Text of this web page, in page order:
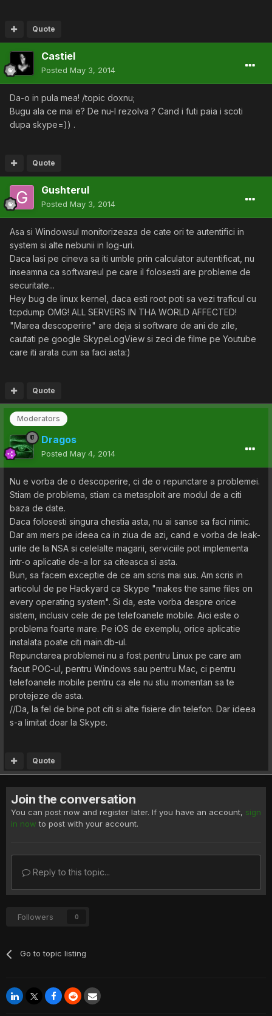
Quote
Castiel
Posted May 3, 2014
Da-o in pula mea! /topic doxnu;
Bugu ala ce mai e? De nu-l rezolva ? Cand i futi paia i scoti
dupa skype=)) .
Quote
Gushterul
Posted May 3, 2014
Asa si Windowsul monitorizeaza de cate ori te autentifici in
system si alte nebunii in log-uri.
Daca lasi pe cineva sa iti umble prin calculator autentificat, nu
inseamna ca softwareul pe care il folosesti are probleme de
securitate...
Hey bug de linux kernel, daca esti root poti sa vezi traficul cu
tcpdump OMG! ALL SERVERS IN THA WORLD AFFECTED!
"Marea descoperire" are deja si software de ani de zile,
cautati pe google SkypeLogView si zeci de filme pe Youtube
care iti arata cum sa faci asta:)
Quote
Moderators
Dragos
Posted May 4, 2014
Nu e vorba de o descoperire, ci de o repunctare a problemei.
Stiam de problema, stiam ca metasploit are modul de a citi
baza de date.
Daca folosesti singura chestia asta, nu ai sanse sa faci nimic.
Dar am mers pe ideea ca in ziua de azi, cand e vorba de leak-
urile de la NSA si celelalte magarii, serviciile pot implementa
intr-o aplicatie de-a lor sa citeasca si asta.
Bun, sa facem exceptie de ce am scris mai sus. Am scris in
articolul de pe Hackyard ca Skype "makes the same files on
every operating system". Si da, este vorba despre orice
sistem, inclusiv cele de pe telefoanele mobile. Aici este o
problema foarte mare. Pe iOS de exemplu, orice aplicatie
instalata poate citi main.db-ul.
Repunctarea problemei nu a fost pentru Linux pe care am
facut POC-ul, pentru Windows sau pentru Mac, ci pentru
telefoanele mobile pentru ca ele nu stiu momentan sa te
protejeze de asta.
//Da, la fel de bine pot citi si alte fisiere din telefon. Dar ideea
s-a limitat doar la Skype.
Quote
Join the conversation
You can post now and register later. If you have an account, sign
in now to post with your account.
Reply to this topic...
Followers 0
Go to topic listing